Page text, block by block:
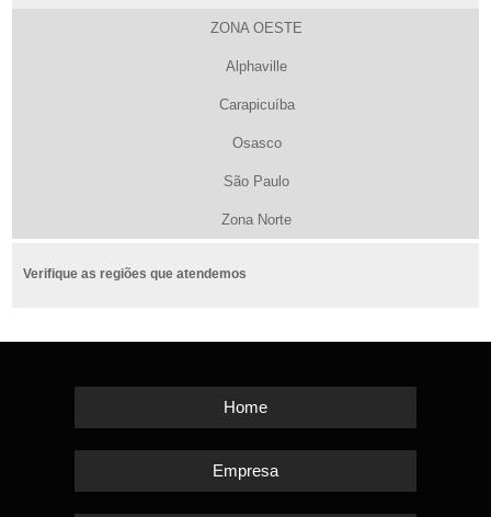
ZONA OESTE
Alphaville
Carapicuíba
Osasco
São Paulo
Zona Norte
Verifique as regiões que atendemos
Home
Empresa